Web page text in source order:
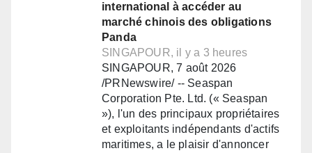
international à accéder au
marché chinois des obligations
Panda
SINGAPOUR, il y a 3 heures
SINGAPOUR, 7 août 2026
/PRNewswire/ -- Seaspan
Corporation Pte. Ltd. (« Seaspan
»), l'un des principaux propriétaires
et exploitants indépendants d'actifs
maritimes, a le plaisir d'annoncer